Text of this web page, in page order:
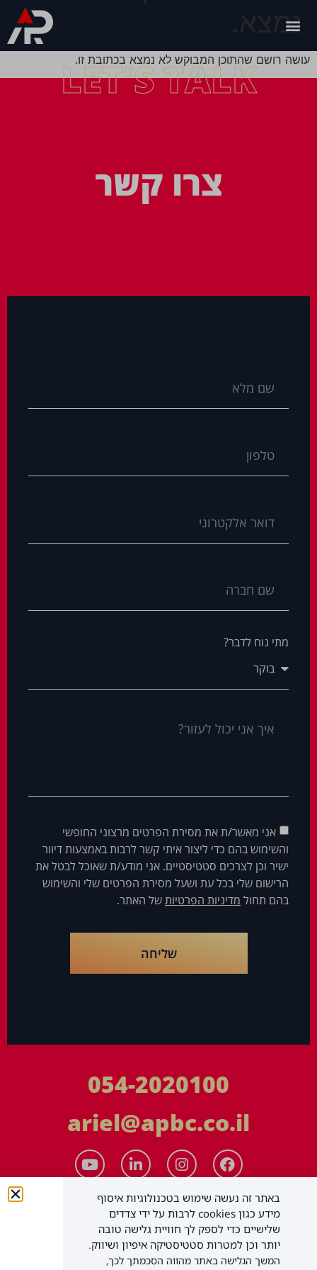
נמצא.
עושה רושם שהתוכן המבוקש לא נמצא בכתובת זו.
LET'S TALK
צרו קשר
מתי נוח לדבר?
אני מאשר/ת את מסירת הפרטים מרצוני החופשי
והשימוש בהם כדי ליצור איתי קשר לרבות באמצעות דיוור
ישיר וכן לצרכים סטטיסטיים. אני מודע/ת שאוכל לבטל את
הרישום שלי בכל עת ושעל מסירת הפרטים שלי והשימוש
בהם תחול מדיניות הפרטיותשל האתר.
שליחה
054-2020100
ariel@apbc.co.il
באתר זה נעשה שימוש בטכנולוגיות איסוף
מידע כגון cookies לרבות על ידי צדדים
שלישיים כדי לספק לך חוויית גלישה טובה
יותר וכן למטרות סטטיסטיקה איפיון ושיווק.
המשך הגלישה באתר מהווה הסכמתך לכך,